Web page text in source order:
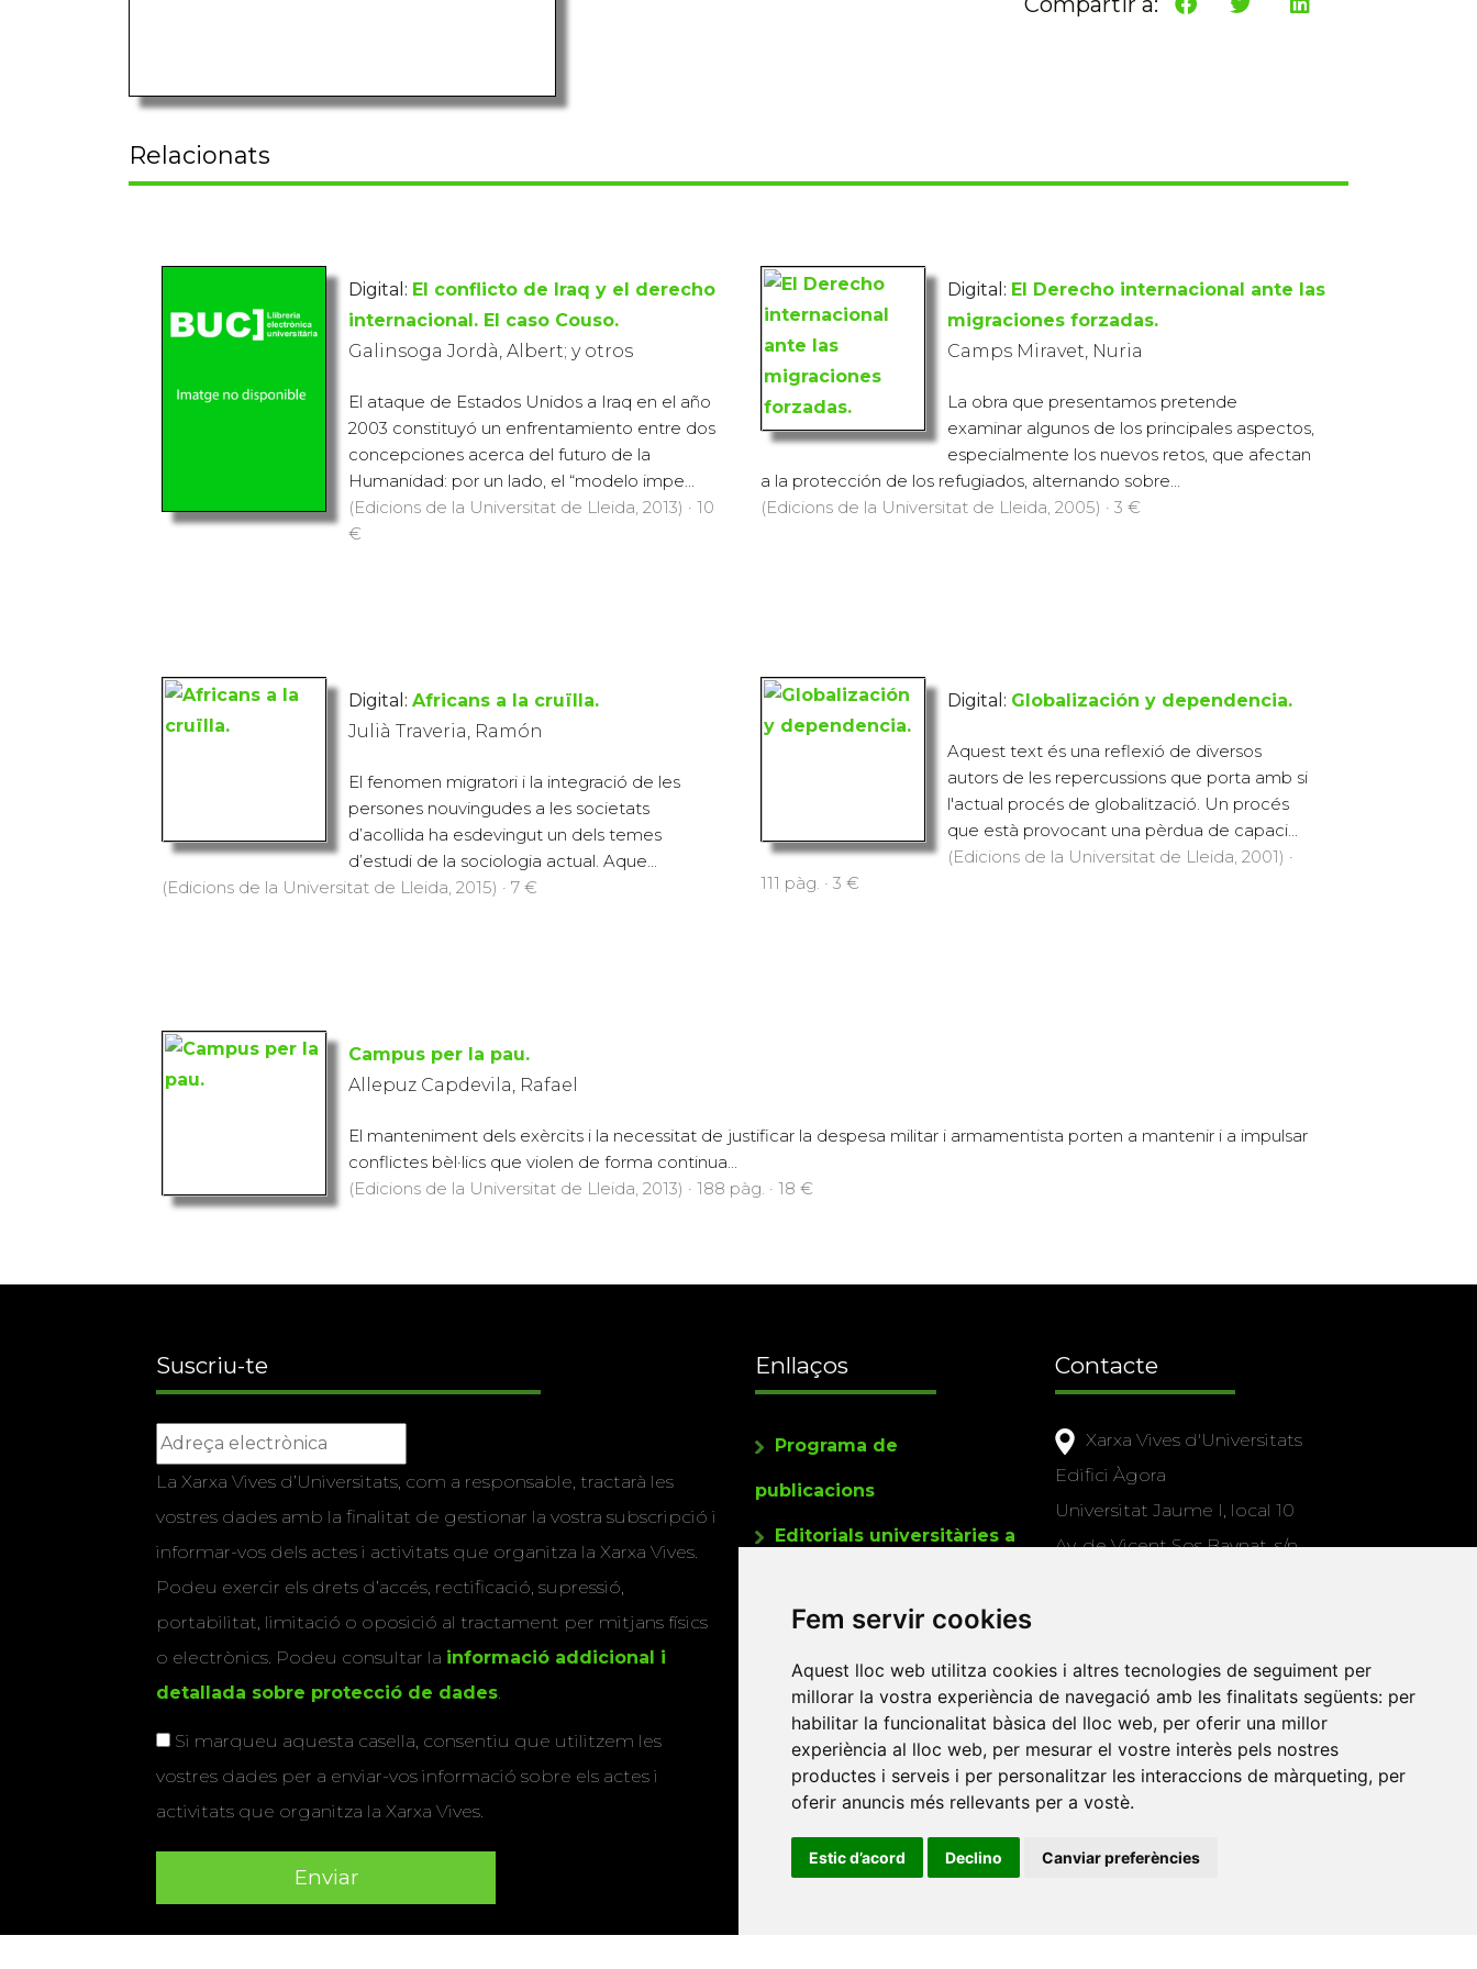
Fem servir cookies
Aquest lloc web utilitza cookies i altres tecnologies de seguiment per
millorar la vostra experiència de navegació amb les finalitats següents: per
habilitar la funcionalitat bàsica del lloc web, per oferir una millor
experiència al lloc web, per mesurar el vostre interès pels nostres
productes i serveis i per personalitzar les interaccions de màrqueting, per
oferir anuncis més rellevants per a vostè.
Estic d’acord Declino Canviar preferències
Relacionats
Digital: El conflicto de Iraq y el derecho
internacional. El caso Couso.
Galinsoga Jordà, Albert; y otros
El ataque de Estados Unidos a Iraq en el año
2003 constituyó un enfrentamiento entre dos
concepciones acerca del futuro de la
Humanidad: por un lado, el “modelo impe...
(Edicions de la Universitat de Lleida, 2013) · 10
€
Digital: El Derecho internacional ante las
migraciones forzadas.
Camps Miravet, Nuria
La obra que presentamos pretende
examinar algunos de los principales aspectos,
especialmente los nuevos retos, que afectan
a la protección de los refugiados, alternando sobre...
(Edicions de la Universitat de Lleida, 2005) · 3 €
Digital: Africans a la cruïlla.
Julià Traveria, Ramón
El fenomen migratori i la integració de les
persones nouvingudes a les societats
d’acollida ha esdevingut un dels temes
d’estudi de la sociologia actual. Aque...
(Edicions de la Universitat de Lleida, 2015) · 7 €
Digital: Globalización y dependencia.
Aquest text és una reflexió de diversos
autors de les repercussions que porta amb si
l'actual procés de globalització. Un procés
que està provocant una pèrdua de capaci...
(Edicions de la Universitat de Lleida, 2001) ·
111 pàg. · 3 €
Campus per la pau.
Allepuz Capdevila, Rafael
El manteniment dels exèrcits i la necessitat de justificar la despesa militar i armamentista porten a mantenir i a impulsar
conflictes bèl·lics que violen de forma continua...
(Edicions de la Universitat de Lleida, 2013) · 188 pàg. · 18 €
Suscriu-te
La Xarxa Vives d’Universitats, com a responsable, tractarà les
vostres dades amb la finalitat de gestionar la vostra subscripció i
informar-vos dels actes i activitats que organitza la Xarxa Vives.
Podeu exercir els drets d’accés, rectificació, supressió,
portabilitat, limitació o oposició al tractament per mitjans físics
o electrònics. Podeu consultar la informació addicional i
detallada sobre protecció de dades
Si marqueu aquesta casella, consentiu que utilitzem les
vostres dades per a enviar-vos informació sobre els actes i
activitats que organitza la Xarxa Vives.
Enllaços
Programa de
publicacions
Editorials universitàries a
Contacte
Xarxa Vives d'Universitats
Edifici Àgora
Universitat Jaume I, local 10
Av. de Vicent Sos Baynat, s/n
Amb el suport
de